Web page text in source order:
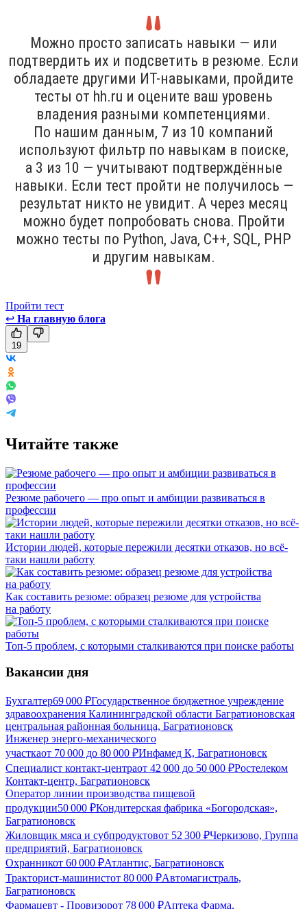
Можно просто записать навыки — или
подтвердить их и подсветить в резюме. Если
обладаете другими ИТ-навыками, пройдите
тесты от hh.ru и оцените ваш уровень
владения разными компетенциями.
По нашим данным, 7 из 10 компаний
используют фильтр по навыкам в поиске,
а 3 из 10 — учитывают подтверждённые
навыки. Если тест пройти не получилось —
результат никто не увидит. А через месяц
можно будет попробовать снова. Пройти
можно тесты по Python, Java, С++, SQL, PHP
и другим навыкам.
Пройти тест
↩ На главную блога
19
Читайте также
Резюме рабочего — про опыт и амбиции развиваться в
профессии
Истории людей, которые пережили десятки отказов, но всё-
таки нашли работу
Как составить резюме: образец резюме для устройства
на работу
Топ-5 проблем, с которыми сталкиваются при поиске работы
Вакансии дня
Бухгалтер69 000 ₽Государственное бюджетное учреждение
здравоохранения Калининградской области Багратионовская
центральная районная больница, Багратионовск
Инженер энерго-механического
участкаот 70 000 до 80 000 ₽Инфамед К, Багратионовск
Специалист контакт-центраот 42 000 до 50 000 ₽Ростелеком
Контакт-центр, Багратионовск
Оператор линии производства пищевой
продукции50 000 ₽Кондитерская фабрика «Богородская»,
Багратионовск
Жиловщик мяса и субпродуктовот 52 300 ₽Черкизово, Группа
предприятий, Багратионовск
Охранникот 60 000 ₽Атлантис, Багратионовск
Тракторист-машинистот 80 000 ₽Автомагистраль,
Багратионовск
Фармацевт - Провизорот 78 000 ₽Аптека Фарма,